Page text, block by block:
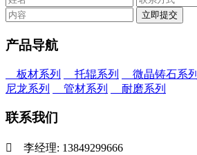
产品导航
板材系列 托辊系列 微晶铸石系列
尼龙系列
管材系列 耐磨系列
联系我们
 李经理: 13849299666